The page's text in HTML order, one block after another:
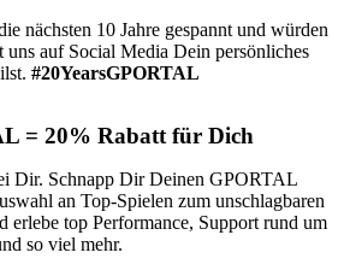
nächsten 10 Jahre gespannt und würden
auf Social Media Dein persönliches
#20YearsGPORTAL
= 20% Rabatt für Dich
Dir. Schnapp Dir Deinen GPORTAL
an Top-Spielen zum unschlagbaren
erlebe top Performance, Support rund um
so viel mehr.